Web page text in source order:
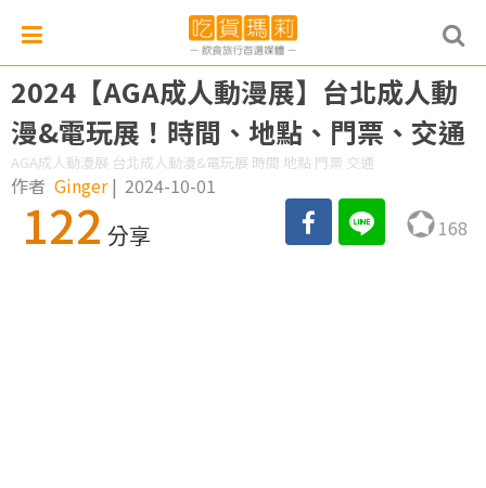
2024【AGA成人動漫展】台北成人動
漫&電玩展！時間、地點、門票、交通
AGA成人動漫展 台北成人動漫&電玩展 時間 地點 門票 交通
作者 Ginger| 2024-10-01
122 分享 168